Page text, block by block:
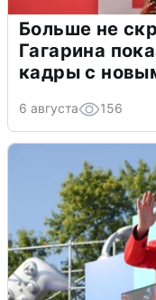
Больше не
Гагарина
кадры с
6 августа 156